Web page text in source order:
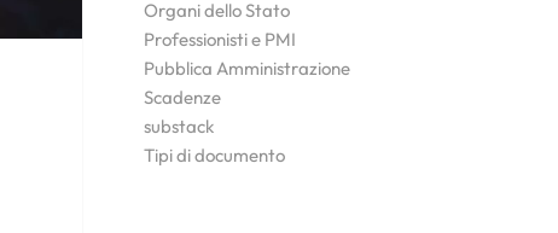
Organi dello Stato
Professionisti e PMI
Pubblica Amministrazione
Scadenze
substack
Tipi di documento